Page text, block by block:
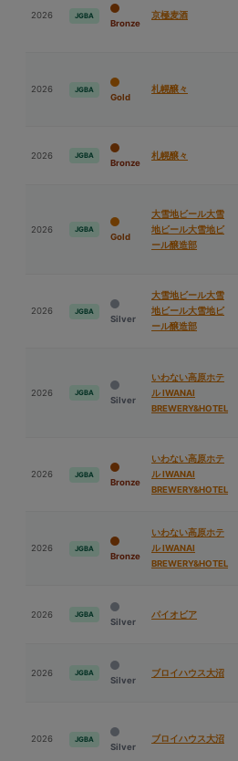
2026 JGBA
Bronze
京極⻨酒
2026 JGBA
Gold
札幌醸々
2026 JGBA
Bronze
札幌醸々
2026 JGBA
Gold
⼤雪地ビール⼤雪
地ビール⼤雪地ビ
ール醸造部
2026 JGBA
Silver
⼤雪地ビール⼤雪
地ビール⼤雪地ビ
ール醸造部
2026 JGBA
Silver
いわない高原ホテ
ル IWANAI
BREWERY&HOTEL
2026 JGBA
Bronze
いわない高原ホテ
ル IWANAI
BREWERY&HOTEL
2026 JGBA
Bronze
いわない高原ホテ
ル IWANAI
BREWERY&HOTEL
2026 JGBA
Silver
パイオビア
2026 JGBA
Silver
ブロイハウス⼤沼
2026 JGBA
Silver
ブロイハウス⼤沼